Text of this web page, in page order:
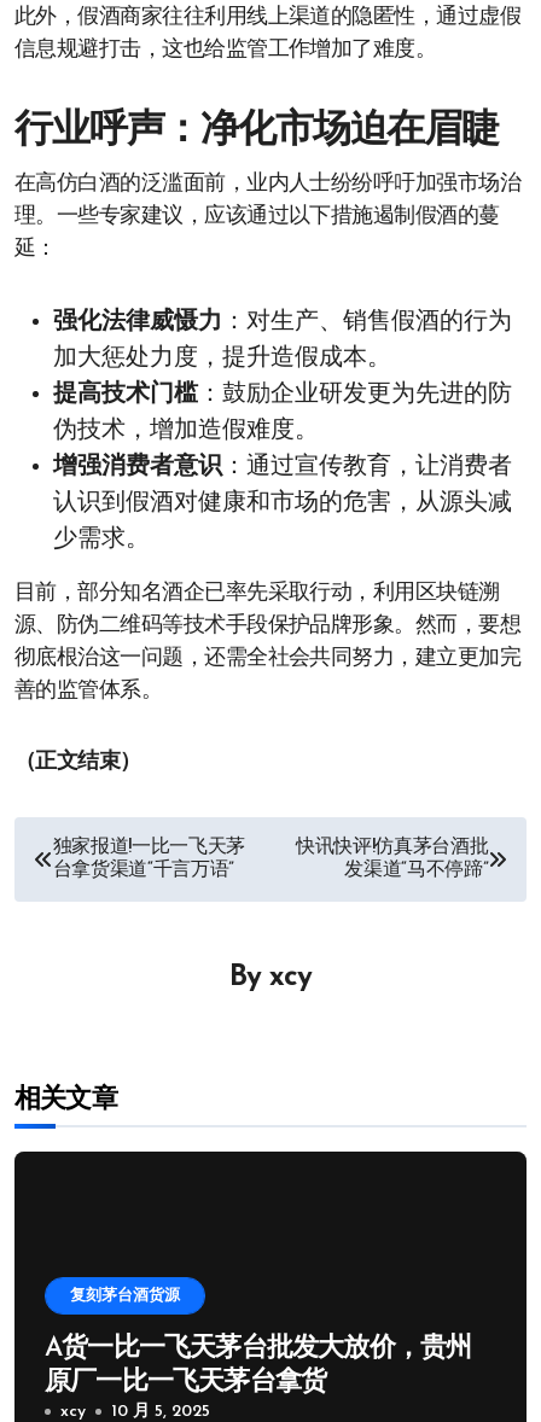
此外，假酒商家往往利用线上渠道的隐匿性，通过虚假
信息规避打击，这也给监管工作增加了难度。
行业呼声：净化市场迫在眉睫
在高仿白酒的泛滥面前，业内人士纷纷呼吁加强市场治
理。一些专家建议，应该通过以下措施遏制假酒的蔓
延：
强化法律威慑力 ：对生产、销售假酒的行为
加大惩处力度，提升造假成本。
提高技术门槛：鼓励企业研发更为先进的防
伪技术，增加造假难度。
增强消费者意识 ：通过宣传教育，让消费者
认识到假酒对健康和市场的危害，从源头减
少需求。
目前，部分知名酒企已率先采取行动，利用区块链溯
源、防伪二维码等技术手段保护品牌形象。然而，要想
彻底根治这一问题，还需全社会共同努力，建立更加完
善的监管体系。
（正文结束）
文
章
独家报道!一比一飞天茅
台拿货渠道“千言万语”
快讯快评!仿真茅台酒批
发渠道“马不停蹄”
By xcy
相关文章
复刻茅台酒货源
A货一比一飞天茅台批发大放价，贵州
原厂一比一飞天茅台拿货
xcy 10 月 5, 2025